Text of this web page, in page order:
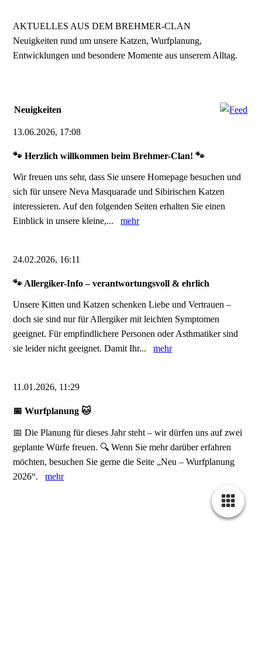
AKTUELLES AUS DEM BREHMER-CLAN
Neuigkeiten rund um unsere Katzen, Wurfplanung,
Entwicklungen und besondere Momente aus unserem Alltag.
Neuigkeiten
13.06.2026, 17:08
🐾 Herzlich willkommen beim Brehmer-Clan! 🐾
Wir freuen uns sehr, dass Sie unsere Homepage besuchen und
sich für unsere Neva Masquarade und Sibirischen Katzen
interessieren. Auf den folgenden Seiten erhalten Sie einen
Einblick in unsere kleine,...mehr
24.02.2026, 16:11
🐾 Allergiker-Info – verantwortungsvoll & ehrlich
Unsere Kitten und Katzen schenken Liebe und Vertrauen –
doch sie sind nur für Allergiker mit leichten Symptomen
geeignet. Für empfindlichere Personen oder Asthmatiker sind
sie leider nicht geeignet. Damit Ihr...mehr
11.01.2026, 11:29
📅 Wurfplanung 🐱
📅 Die Planung für dieses Jahr steht – wir dürfen uns auf zwei
geplante Würfe freuen. 🔍 Wenn Sie mehr darüber erfahren
möchten, besuchen Sie gerne die Seite „Neu – Wurfplanung
2026“.mehr